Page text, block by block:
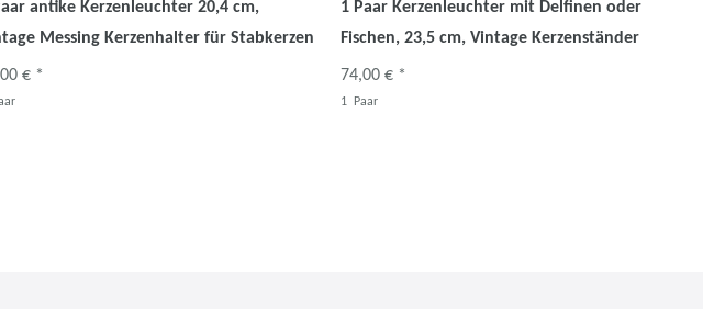
antike Kerzenleuchter 20,4 cm,
Messing Kerzenhalter für Stabkerzen
€ *
1 Paar Kerzenleuchter mit Delfinen oder
Fischen, 23,5 cm, Vintage Kerzenständer
74,00 € *
1 Paar